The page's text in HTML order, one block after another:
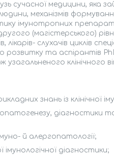
сучасної медицини, яка
механізмів
імунотропних
(магістерського)
лікарів- слухачів циклів
розвитку та аспірантів
клінічного
знань із клінічної
діагнос­тики та
й алергопатології;
діагностики;